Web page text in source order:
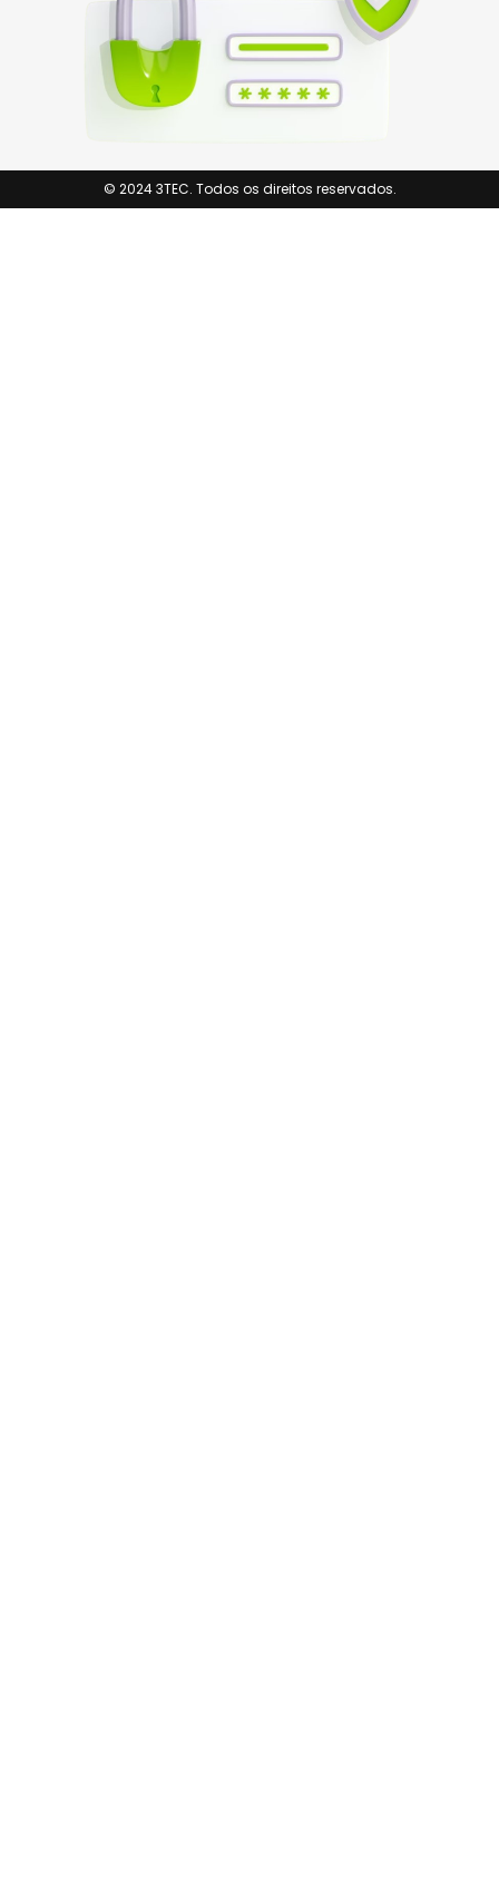
© 2024 3TEC. Todos os direitos reservados.